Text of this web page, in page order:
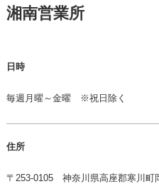
湘南営業所
日時
毎週月曜～金曜 ※祝日除く
住所
〒253-0105 神奈川県高座郡寒川町